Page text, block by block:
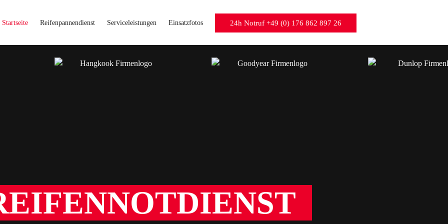
Startseite Reifenpannendienst Serviceleistungen Einsatzfotos 24h Notruf +49 (0) 176 862 897 26